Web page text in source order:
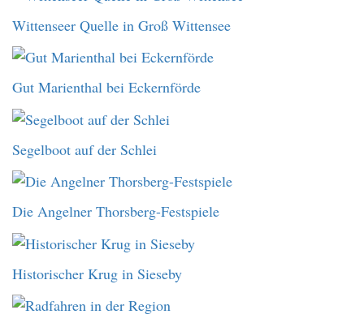
Wittenseer Quelle in Groß Wittensee
Gut Marienthal bei Eckernförde
Segelboot auf der Schlei
Die Angelner Thorsberg-Festspiele
Historischer Krug in Sieseby